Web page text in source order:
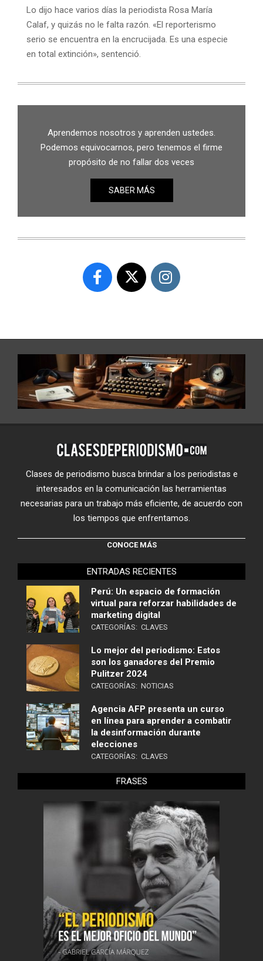
Lo dijo hace varios días la periodista Rosa María
Calaf, y quizás no le falta razón. «El reporterismo
serio se encuentra en la encrucijada. Es una especie
en total extinción», sentenció.
Aprendemos nosotros y aprenden ustedes.
Podemos equivocarnos, pero tenemos el firme
propósito de no fallar dos veces
SABER MÁS
Clases de periodismo busca brindar a los periodistas e
interesados en la comunicación las herramientas
necesarias para un trabajo más eficiente, de acuerdo con
los tiempos que enfrentamos.
CONOCE MÁS
ENTRADAS RECIENTES
Perú: Un espacio de formación
virtual para reforzar habilidades de
marketing digital
CATEGORÍAS: CLAVES
Lo mejor del periodismo: Estos
son los ganadores del Premio
Pulitzer 2024
CATEGORÍAS: NOTICIAS
Agencia AFP presenta un curso
en línea para aprender a combatir
la desinformación durante
elecciones
CATEGORÍAS: CLAVES
FRASES